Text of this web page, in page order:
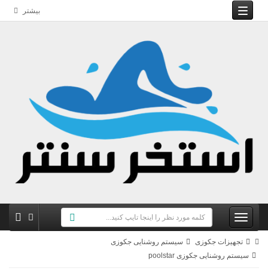
بیشتر
تجهیزات جکوزی
سیستم روشنایی جکوزی
سیستم روشنایی جکوزی poolstar